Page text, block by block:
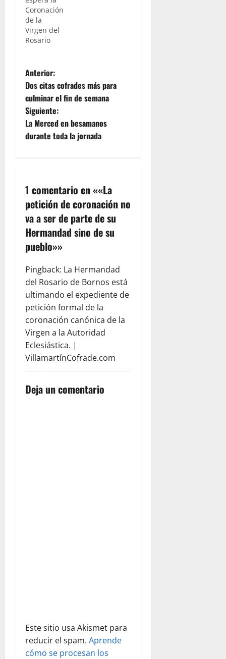
Coronación
de la
Virgen del
Rosario
N
a
v
e
a
c
i
ó
n
d
e
e
n
t
r
Anterior:
Dos citas cofrades más para
culminar el fin de semana
Siguiente:
La Merced en besamanos
durante toda la jornada
1 comentario en ««La
petición de coronación no
va a ser de parte de su
Hermandad sino de su
pueblo»»
Pingback: La Hermandad
del Rosario de Bornos está
ultimando el expediente de
petición formal de la
coronación canónica de la
Virgen a la Autoridad
Eclesiástica. |
VillamartínCofrade.com
Deja un comentario
Este sitio usa Akismet para
reducir el spam. Aprende
cómo se procesan los